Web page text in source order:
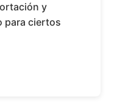
y
para ciertos